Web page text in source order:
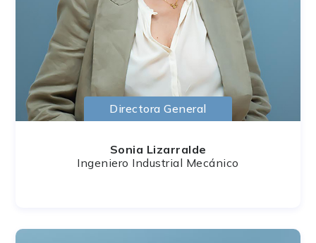
Directora General
Sonia Lizarralde
Ingeniero Industrial Mecánico